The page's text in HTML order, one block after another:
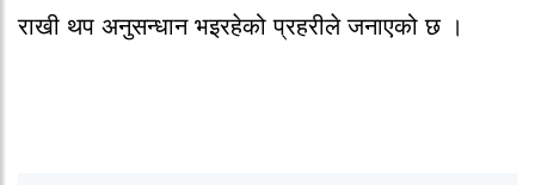
राखी थप अनुसन्धान भइरहेको प्रहरीले जनाएको छ ।